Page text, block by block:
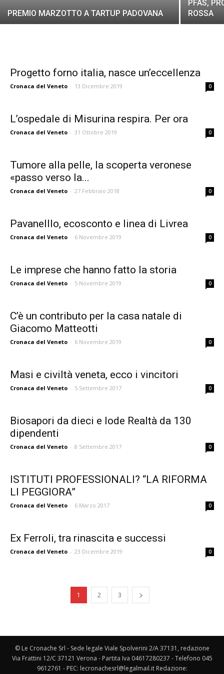
PREMIO MARZOTTO A TARTUP PADOVANA
PFAS,
ROSSA
Progetto forno italia, nasce un’eccellenza
Cronaca del Veneto - 13 Dicembre 2019 0
L’ospedale di Misurina respira. Per ora
Cronaca del Veneto - 31 Ottobre 2019 0
Tumore alla pelle, la scoperta veronese
«passo verso la...
Cronaca del Veneto - 27 Febbraio 2018 0
Pavanelllo, ecosconto e linea di Livrea
Cronaca del Veneto - 6 Novembre 2019 0
Le imprese che hanno fatto la storia
Cronaca del Veneto - 5 Novembre 2019 0
C’è un contributo per la casa natale di
Giacomo Matteotti
Cronaca del Veneto - 6 Novembre 2019 0
Masi e civiltà veneta, ecco i vincitori
Cronaca del Veneto - 5 Settembre 2017 0
Biosapori da dieci e lode Realtà da 130
dipendenti
Cronaca del Veneto - 8 Settembre 2017 0
ISTITUTI PROFESSIONALI? “LA RIFORMA
LI PEGGIORA”
Cronaca del Veneto - 6 Marzo 2017 0
Ex Ferroli, tra rinascita e successi
Cronaca del Veneto - 23 Dicembre 2019 0
1 2 3
© Le Cronache Srl - Sede legale Viale Spolverini 2/A 37131, redazione
Via Frattini 12/C 37121 Verona - Partita Iva 04617280237 - Telefono 045
9612761 - PEC: lecronachesrl@legalmail.it Redazione: